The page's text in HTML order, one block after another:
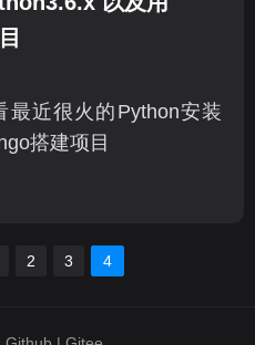
最近很火的Python安装
搭建项目
2 3 4